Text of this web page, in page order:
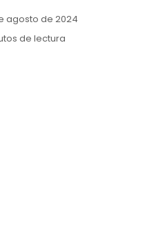
agosto de 2024
de lectura